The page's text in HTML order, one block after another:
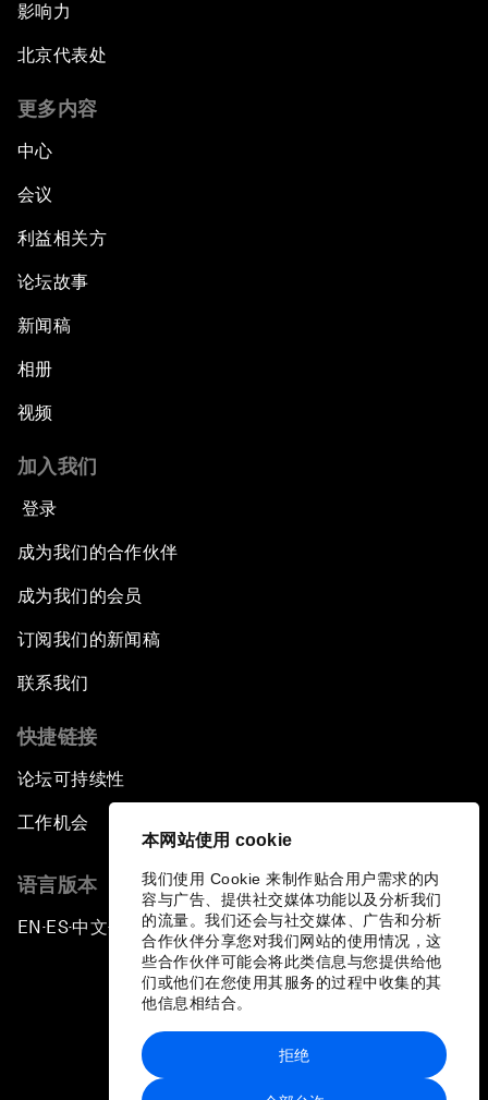
本网站使用 cookie
我们使用 Cookie 来制作贴合用户需求的内
容与广告、提供社交媒体功能以及分析我们
的流量。我们还会与社交媒体、广告和分析
合作伙伴分享您对我们网站的使用情况，这
些合作伙伴可能会将此类信息与您提供给他
们或他们在您使用其服务的过程中收集的其
他信息相结合。
拒绝
影响力
北京代表处
更多内容
中心
会议
利益相关方
论坛故事
新闻稿
相册
视频
加入我们
登录
成为我们的合作伙伴
成为我们的会员
订阅我们的新闻稿
联系我们
快捷链接
论坛可持续性
工作机会
语言版本
EN ▪ ES▪中文▪ 日本語